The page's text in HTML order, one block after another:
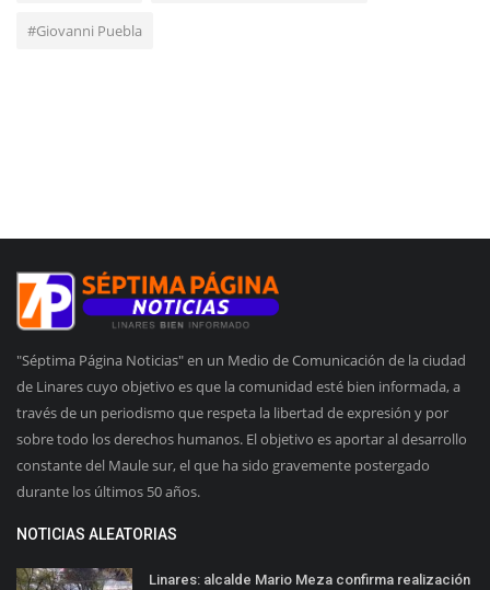
#Giovanni Puebla
"Séptima Página Noticias" en un Medio de Comunicación de la ciudad
de Linares cuyo objetivo es que la comunidad esté bien informada, a
través de un periodismo que respeta la libertad de expresión y por
sobre todo los derechos humanos. El objetivo es aportar al desarrollo
constante del Maule sur, el que ha sido gravemente postergado
durante los últimos 50 años.
NOTICIAS ALEATORIAS
Linares: alcalde Mario Meza confirma realización